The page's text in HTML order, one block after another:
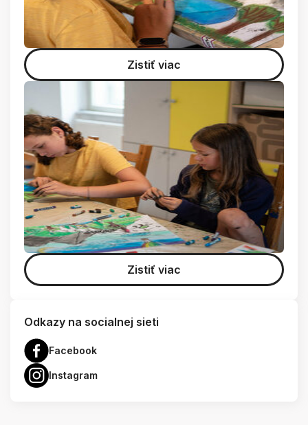
Zistiť viac
Zistiť viac
Odkazy na socialnej sieti
Facebook
Instagram